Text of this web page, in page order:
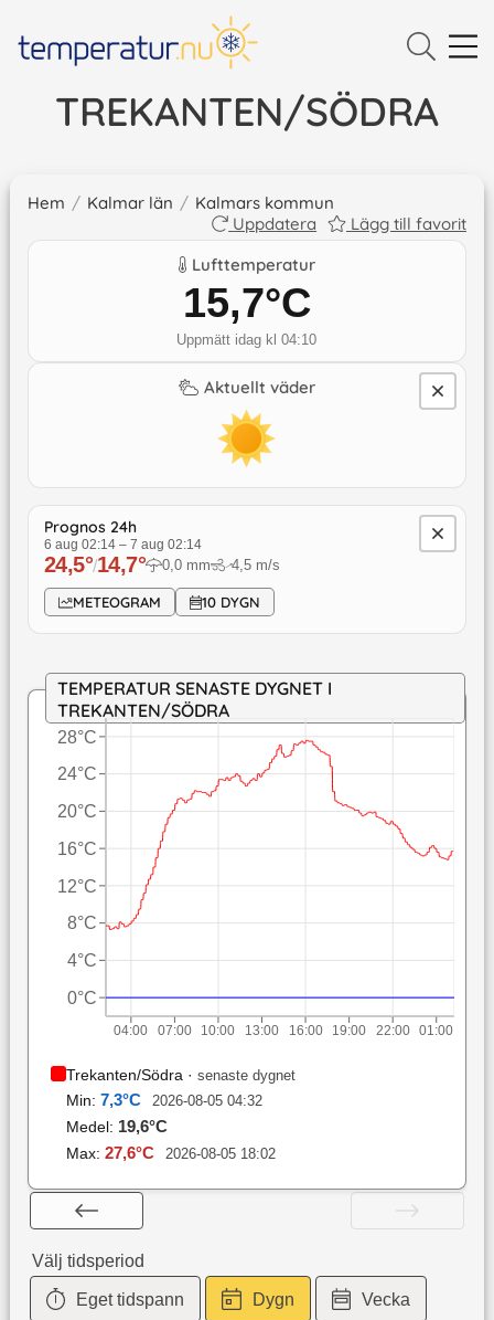
TREKANTEN/SÖDRA
Hem / Kalmar län / Kalmars kommun
Uppdatera
Lägg till favorit
Lufttemperatur
15,7°C
Uppmätt idag kl 04:10
Aktuellt väder
Prognos 24h
6 aug 02:14– 7 aug 02:14
24,5°/14,7° 0,0 mm ↓4,5 m/s
METEOGRAM 10 DYGN
TEMPERATUR SENASTE DYGNET I
TREKANTEN/SÖDRA
04:00 07:00 10:00 13:00 16:00 19:00 22:00 01:00
0°C
4°C
8°C
12°C
16°C
20°C
24°C
28°C
Trekanten/Södra· senaste dygnet
Min: 7,3°C 2026-08-05 04:32
Medel: 19,6°C
Max: 27,6°C 2026-08-05 18:02
Välj tidsperiod
Eget tidspann Dygn Vecka